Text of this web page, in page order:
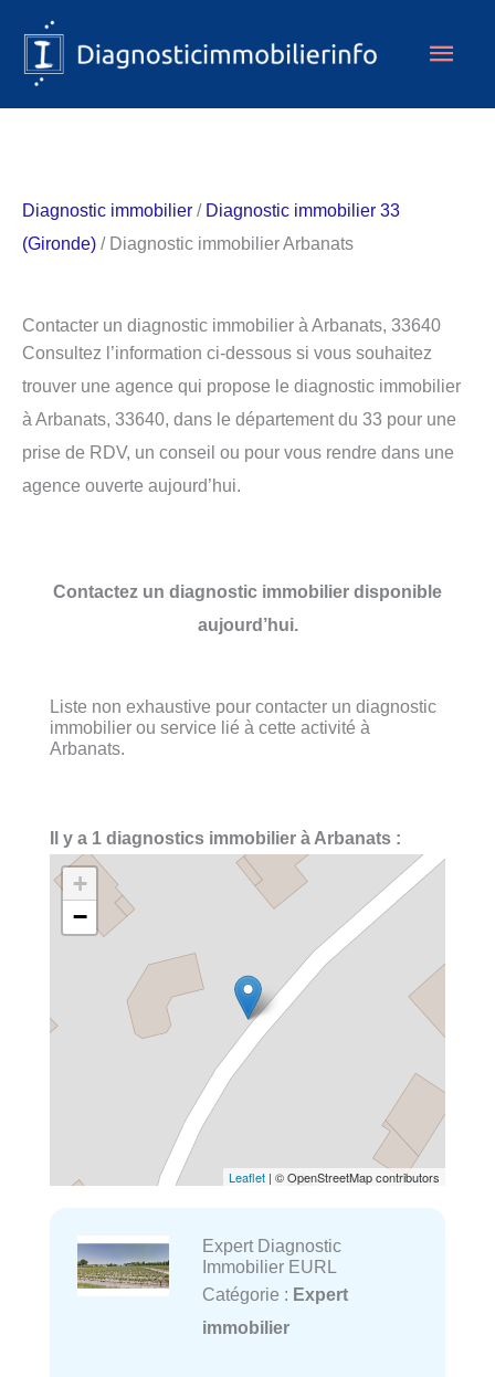
contenu
Diagnostic immobilier / Diagnostic immobilier 33
(Gironde) / Diagnostic immobilier Arbanats
Contacter un diagnostic immobilier à Arbanats, 33640
Consultez l’information ci-dessous si vous souhaitez
trouver une agence qui propose le diagnostic immobilier
à Arbanats, 33640, dans le département du 33 pour une
prise de RDV, un conseil ou pour vous rendre dans une
agence ouverte aujourd’hui.
Contactez un diagnostic immobilier disponible
aujourd’hui.
Liste non exhaustive pour contacter un diagnostic
immobilier ou service lié à cette activité à
Arbanats.
Il y a 1 diagnostics immobilier à Arbanats :
+
−
Leaflet | © OpenStreetMap contributors
Expert Diagnostic
Immobilier EURL
Catégorie : Expert
immobilier